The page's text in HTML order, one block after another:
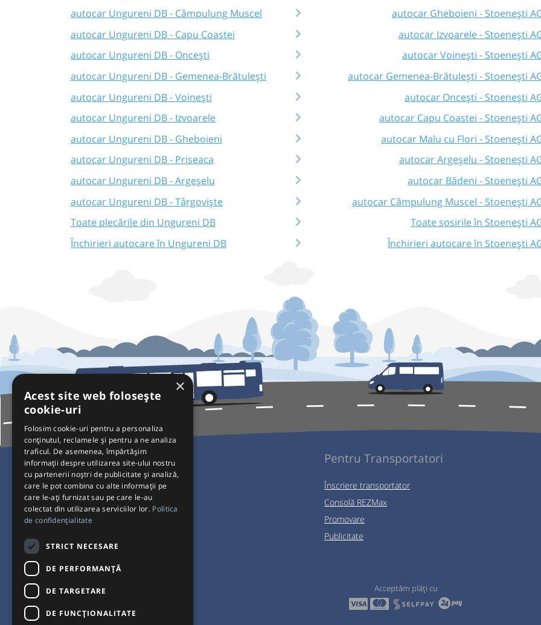
autocar Ungureni DB - Câmpulung Muscel
autocar Ungureni DB - Capu Coastei
autocar Ungureni DB - Oncești
autocar Ungureni DB - Gemenea-Brătulești
autocar Ungureni DB - Voinești
autocar Ungureni DB - Izvoarele
autocar Ungureni DB - Gheboieni
autocar Ungureni DB - Priseaca
autocar Ungureni DB - Argeșelu
autocar Ungureni DB - Târgoviște
Toate plecările din Ungureni DB
Închirieri autocare în Ungureni DB
autocar Gheboieni - Stoenești
autocar Izvoarele - Stoenești
autocar Voinești - Stoenești
autocar Gemenea-Brătulești - Stoenești
autocar Oncești - Stoenești
autocar Capu Coastei - Stoenești
autocar Malu cu Flori - Stoenești
autocar Argeșelu - Stoenești
autocar Bădeni - Stoenești
autocar Câmpulung Muscel - Stoenești
Toate sosirile în Stoenești
Închirieri autocare în Stoenești
Pentru Călători
Curse autobuz
Plecări/Sosiri
Setări de cookie-uri
Pentru Transportatori
Înscriere transportator
Consolă REZMax
Promovare
Publicitate
Acceptăm plăți cu
×
Acest site web folosește
cookie-uri
Folosim cookie-uri pentru a personaliza
conținutul, reclamele și pentru a ne analiza
traficul. De asemenea, împărtășim
informații despre utilizarea site-ului nostru
cu partenerii noștri de publicitate și analiză,
care le pot combina cu alte informații pe
care le-ați furnizat sau pe care le-au
colectat din utilizarea serviciilor lor. Politica
de confidențialitate
STRICT NECESARE
DE PERFORMANȚĂ
DE TARGETARE
DE FUNCŢIONALITATE